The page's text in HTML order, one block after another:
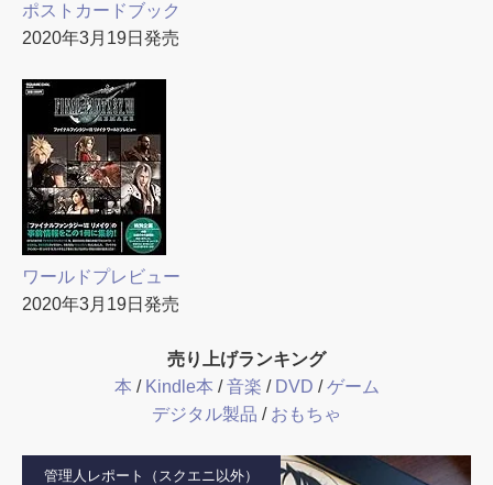
ポストカードブック
2020年3月19日発売
ワールドプレビュー
2020年3月19日発売
売り上げランキング
本 / Kindle本 /音楽 / DVD /ゲーム
デジタル製品 / おもちゃ
管理人レポート（スクエニ以外）